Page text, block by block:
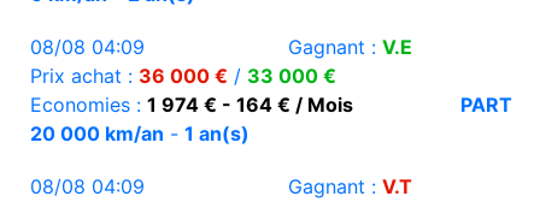
08/08 04:09 Gagnant : V.E
Prix achat : 36 000 € / 33 000 €
Economies : 1 974 € - 164 € / Mois
PART
20 000 km/an - 1 an(s)
08/08 04:09 Gagnant : V.T